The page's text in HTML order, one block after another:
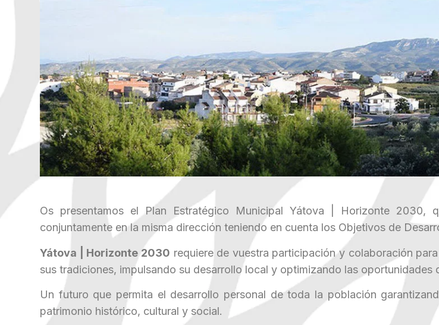
Os presentamos el Plan Estratégico Municipal Yátova | Horizonte
conjuntamente en la misma dirección teniendo en cuenta los Objetivos de
Yátova | Horizonte 2030 requiere de vuestra participación y colaboración
sus tradiciones, impulsando su desarrollo local y optimizando las oportunidades
Un futuro que permita el desarrollo personal de toda la población
patrimonio histórico, cultural y social.